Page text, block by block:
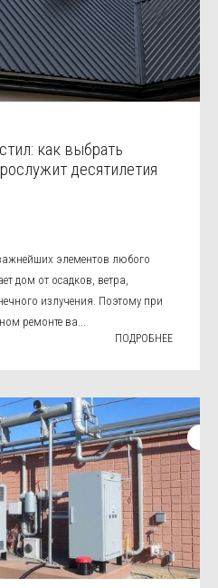
как выбрать
десятилетия
элементов любого
дом от осадков, ветра,
излучения. Поэтому при
ремонте ва...
ПОДРОБНЕЕ